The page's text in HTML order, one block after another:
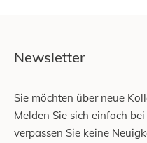
Newsletter
Sie möchten über neue
Melden Sie sich einfach
verpassen Sie keine